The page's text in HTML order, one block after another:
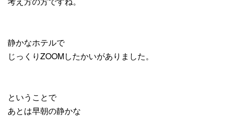
静かなホテルで
じっくりZOOMしたかいがありました。
ということで
あとは早朝の静かな